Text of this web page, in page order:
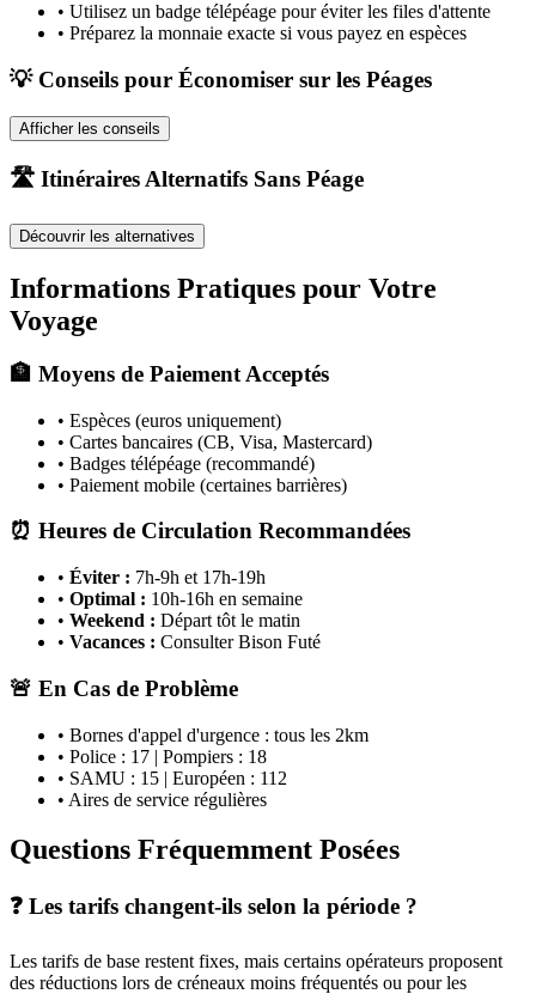
• Utilisez un badge télépéage pour éviter les files d'attente
• Préparez la monnaie exacte si vous payez en espèces
💡 Conseils pour Économiser sur les Péages
Afficher les conseils
🛣️ Itinéraires Alternatifs Sans Péage
Découvrir les alternatives
Informations Pratiques pour Votre
Voyage
🏦 Moyens de Paiement Acceptés
• Espèces (euros uniquement)
• Cartes bancaires (CB, Visa, Mastercard)
• Badges télépéage (recommandé)
• Paiement mobile (certaines barrières)
⏰ Heures de Circulation Recommandées
• Éviter : 7h-9h et 17h-19h
• Optimal : 10h-16h en semaine
• Weekend : Départ tôt le matin
• Vacances : Consulter Bison Futé
🚨 En Cas de Problème
• Bornes d'appel d'urgence : tous les 2km
• Police : 17 | Pompiers : 18
• SAMU : 15 | Européen : 112
• Aires de service régulières
Questions Fréquemment Posées
❓ Les tarifs changent-ils selon la période ?
Les tarifs de base restent fixes, mais certains opérateurs proposent
des réductions lors de créneaux moins fréquentés ou pour les